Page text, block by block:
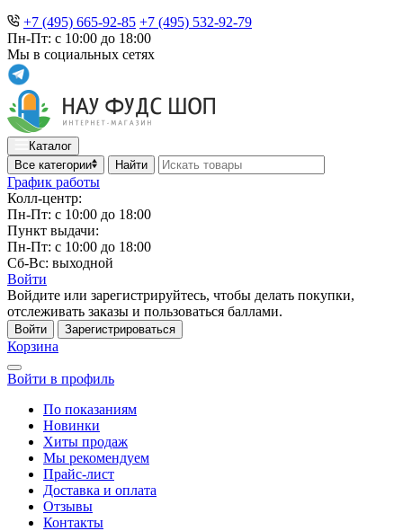
+7 (495) 665-92-85 +7 (495) 532-92-79
Пн-Пт: с 10:00 до 18:00
Мы в социальных сетях
Каталог
Все категории
Найти
График работы
Колл-центр:
Пн-Пт: с 10:00 до 18:00
Пункт выдачи:
Пн-Пт: с 10:00 до 18:00
Сб-Вс: выходной
Войти
Войдите или зарегистрируйтесь, чтобы делать покупки,
отслеживать заказы и пользоваться баллами.
Войти Зарегистрироваться
Корзина
Войти в профиль
По показаниям
Новинки
Хиты продаж
Мы рекомендуем
Прайс-лист
Доставка и оплата
Отзывы
Контакты